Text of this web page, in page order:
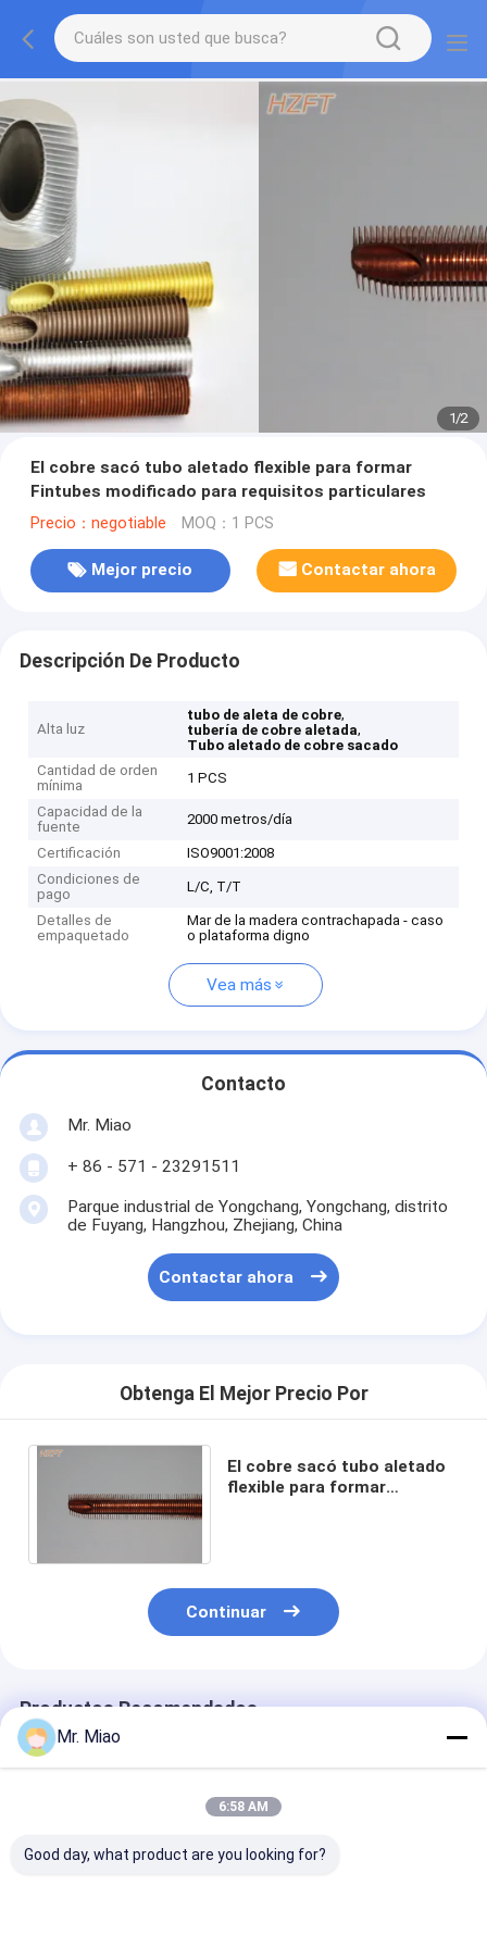
1/2
El cobre sacó tubo aletado flexible para formar
Fintubes modificado para requisitos particulares
Precio：negotiable MOQ：1 PCS
Mejor precio Contactar ahora
Descripción De Producto
Alta luz
tubo de aleta de cobre,
tubería de cobre aletada,
Tubo aletado de cobre sacado
Cantidad de orden
mínima
1 PCS
Capacidad de la
fuente
2000 metros/día
Certificación
ISO9001:2008
Condiciones de
pago
L/C, T/T
Detalles de
empaquetado
Mar de la madera contrachapada - caso
o plataforma digno
Vea más
Contacto
Mr. Miao
+ 86 - 571 - 23291511
Parque industrial de Yongchang, Yongchang, distrito
de Fuyang, Hangzhou, Zhejiang, China
Contactar ahora
Obtenga El Mejor Precio Por
El cobre sacó tubo aletado
flexible para formar
Continuar
Productos Recomendados
Mr. Miao
6:58 AM
Good day, what product are you looking for?